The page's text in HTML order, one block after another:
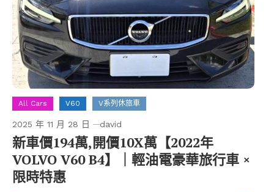
All Cars V60 V系列休旅車
2025 年 11 月 28 日 david
新車價194萬,開價10X萬【2022年
VOLVO V60 B4】｜輕油電豪華旅行車 ×
限時特惠